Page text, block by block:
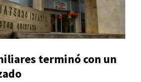
terminó con un